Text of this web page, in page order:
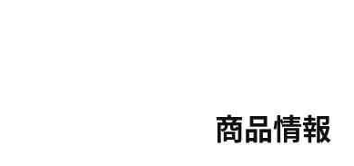
商品情報